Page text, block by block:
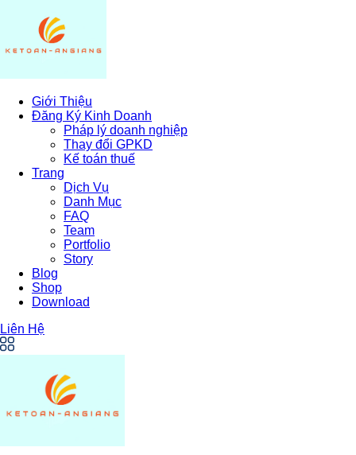
Giới Thiệu
Đăng Ký Kinh Doanh
Pháp lý doanh nghiệp
Thay đổi GPKD
Kế toán thuế
Trang
Dịch Vụ
Danh Mục
FAQ
Team
Portfolio
Story
Blog
Shop
Download
Liên Hệ